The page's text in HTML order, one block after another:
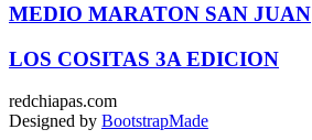
MEDIO MARATON SAN JUAN
LOS COSITAS 3A EDICION
redchiapas.com
Designed by BootstrapMade